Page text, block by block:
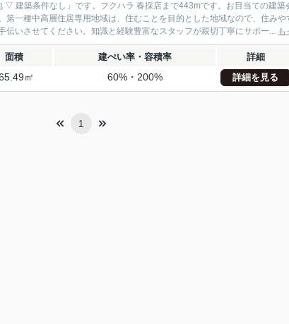
建築条件なし」です。フクハラ 春採店まで443mです。お目当ての建築
一種中高層住居専用地域は、住むことを目的とした地域なので、住みや
いさせてください。知識と経験豊富なスタッフが親切丁寧にサポー... も
面積 建ぺい率・容積率 詳細
㎡ 60%・200% 詳細を見る
1